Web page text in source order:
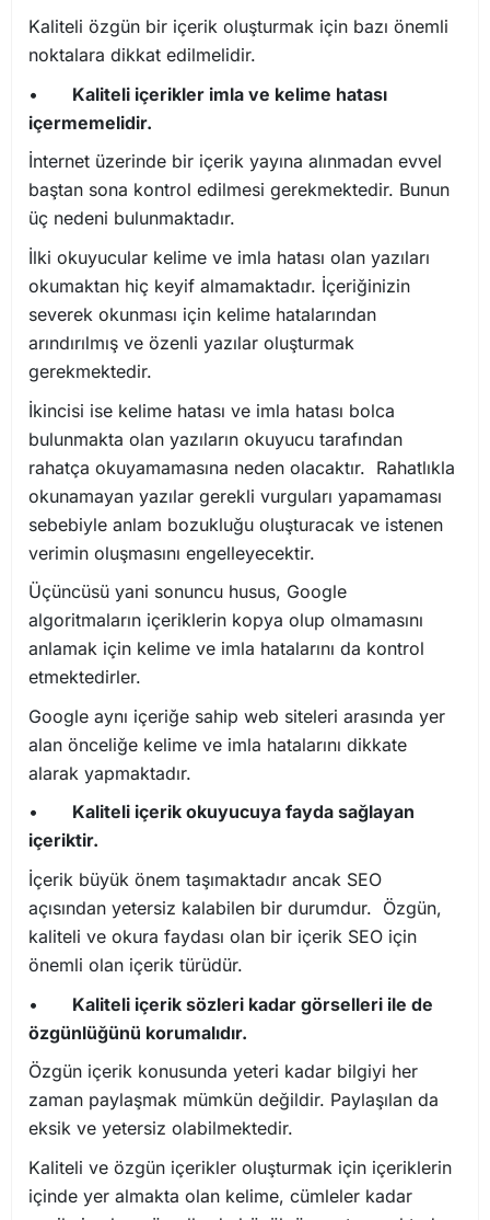
Kaliteli özgün bir içerik oluşturmak için bazı önemli
noktalara dikkat edilmelidir.
•
Kaliteli içerikler imla ve kelime hatası
içermemelidir.
İnternet üzerinde bir içerik yayına alınmadan evvel
baştan sona kontrol edilmesi gerekmektedir. Bunun
üç nedeni bulunmaktadır.
İlki okuyucular kelime ve imla hatası olan yazıları
okumaktan hiç keyif almamaktadır. İçeriğinizin
severek okunması için kelime hatalarından
arındırılmış ve özenli yazılar oluşturmak
gerekmektedir.
İkincisi ise kelime hatası ve imla hatası bolca
bulunmakta olan yazıların okuyucu tarafından
rahatça okuyamamasına neden olacaktır. Rahatlıkla
okunamayan yazılar gerekli vurguları yapamaması
sebebiyle anlam bozukluğu oluşturacak ve istenen
verimin oluşmasını engelleyecektir.
Üçüncüsü yani sonuncu husus, Google
algoritmaların içeriklerin kopya olup olmamasını
anlamak için kelime ve imla hatalarını da kontrol
etmektedirler.
Google aynı içeriğe sahip web siteleri arasında yer
alan önceliğe kelime ve imla hatalarını dikkate
alarak yapmaktadır.
•
Kaliteli içerik okuyucuya fayda sağlayan
içeriktir.
İçerik büyük önem taşımaktadır ancak SEO
açısından yetersiz kalabilen bir durumdur. Özgün,
kaliteli ve okura faydası olan bir içerik SEO için
önemli olan içerik türüdür.
•
Kaliteli içerik sözleri kadar görselleri ile de
özgünlüğünü korumalıdır.
Özgün içerik konusunda yeteri kadar bilgiyi her
zaman paylaşmak mümkün değildir. Paylaşılan da
eksik ve yetersiz olabilmektedir.
Kaliteli ve özgün içerikler oluşturmak için içeriklerin
içinde yer almakta olan kelime, cümleler kadar